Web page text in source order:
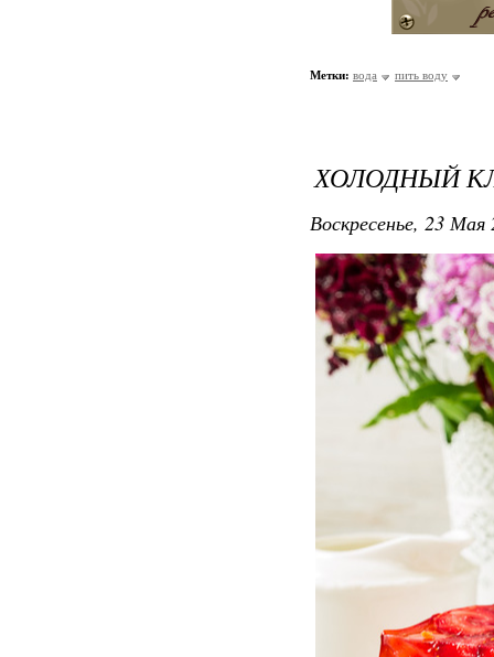
Метки: вода пить воду
ХОЛОДНЫЙ
Воскресенье, 23